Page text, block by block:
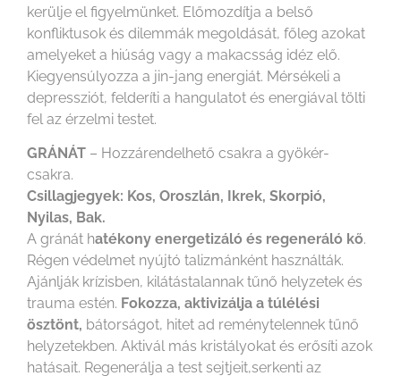
kerülje el figyelmünket. Előmozdítja a belső
konfliktusok és dilemmák megoldását, főleg azokat
amelyeket a hiúság vagy a makacsság idéz elő.
Kiegyensúlyozza a jin-jang energiát. Mérsékeli a
depressziót, felderíti a hangulatot és energiával tölti
fel az érzelmi testet.
GRÁNÁT – Hozzárendelhető csakra a gyökér-
csakra.
Csillagjegyek: Kos, Oroszlán, Ikrek, Skorpió,
Nyilas, Bak.
A gránát hatékony energetizáló és regeneráló kő.
Régen védelmet nyújtó talizmánként használták.
Ajánlják krízisben, kilátástalannak tűnő helyzetek és
trauma estén. Fokozza, aktivizálja a túlélési
ösztönt, bátorságot, hitet ad reménytelennek tűnő
helyzetekben. Aktivál más kristályokat és erősíti azok
hatásait. Regenerálja a test sejtjeit,serkenti az